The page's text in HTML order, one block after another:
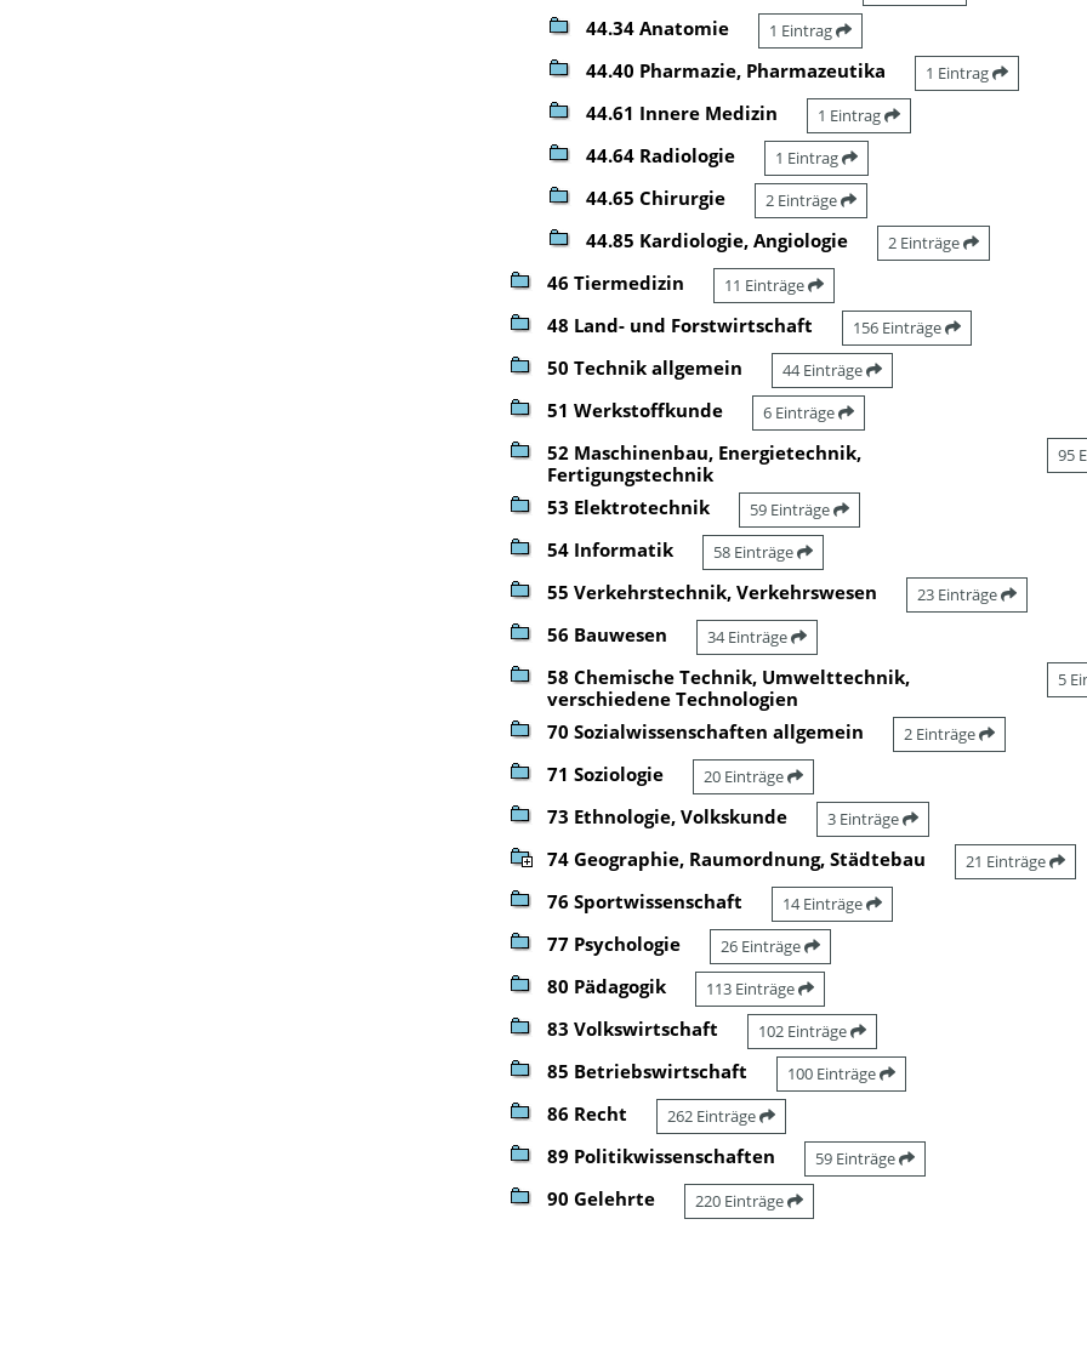
44.34 Anatomie 1 Eintrag
44.40 Pharmazie, Pharmazeutika 1 Eintrag
44.61 Innere Medizin 1 Eintrag
44.64 Radiologie 1 Eintrag
44.65 Chirurgie 2 Einträge
44.85 Kardiologie, Angiologie 2 Einträge
46 Tiermedizin 11 Einträge
48 Land- und Forstwirtschaft 156 Einträge
50 Technik allgemein 44 Einträge
51 Werkstoffkunde 6 Einträge
52 Maschinenbau, Energietechnik,
Fertigungstechnik
95
53 Elektrotechnik 59 Einträge
54 Informatik 58 Einträge
55 Verkehrstechnik, Verkehrswesen 23 Einträge
56 Bauwesen 34 Einträge
58 Chemische Technik, Umwelttechnik,
verschiedene Technologien
5
70 Sozialwissenschaften allgemein 2 Einträge
71 Soziologie 20 Einträge
73 Ethnologie, Volkskunde 3 Einträge
74 Geographie, Raumordnung, Städtebau 21 Einträge
76 Sportwissenschaft 14 Einträge
77 Psychologie 26 Einträge
80 Pädagogik 113 Einträge
83 Volkswirtschaft 102 Einträge
85 Betriebswirtschaft 100 Einträge
86 Recht 262 Einträge
89 Politikwissenschaften 59 Einträge
90 Gelehrte 220 Einträge